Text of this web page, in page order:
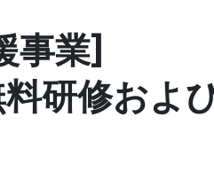
事業]
研修およ